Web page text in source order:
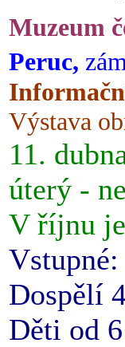
Muzeum
Peruc,
Výstava
11.
úterý -
V říjnu
Vstupné:
Dospělí
Děti od